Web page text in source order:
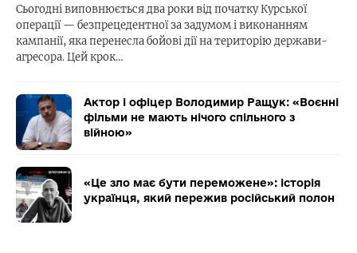
Сьогодні виповнюється два роки від початку Курської
операції — безпрецедентної за задумом і виконанням
кампанії, яка перенесла бойові дії на територію держави-
агресора. Цей крок…
Актор і офіцер Володимир Ращук: «Воєнні
фільми не мають нічого спільного з
війною»
«Це зло має бути переможене»: історія
українця, який пережив російський полон